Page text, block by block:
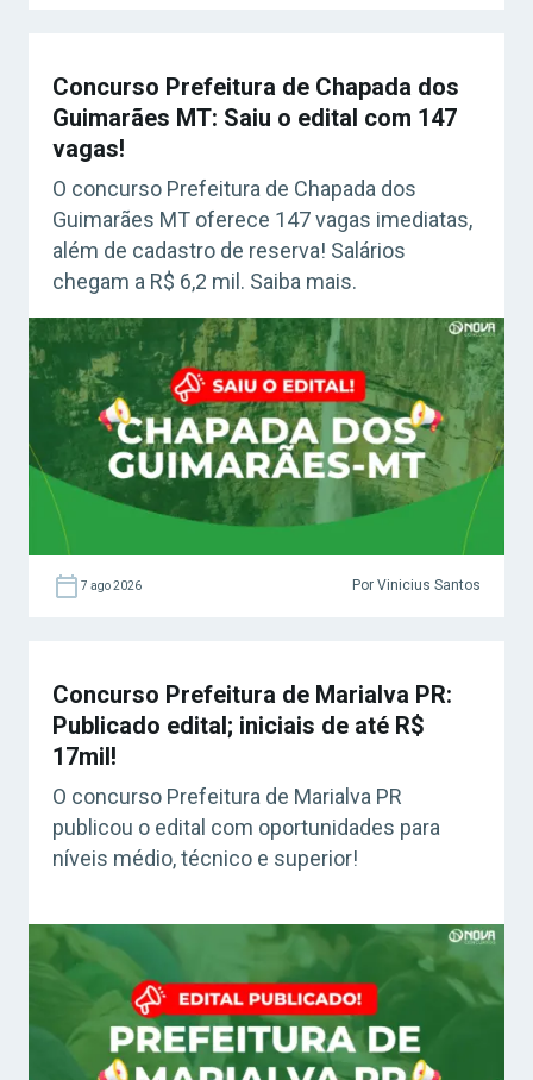
Concurso Prefeitura de Chapada dos
Guimarães MT: Saiu o edital com 147
vagas!
O concurso Prefeitura de Chapada dos
Guimarães MT oferece 147 vagas imediatas,
além de cadastro de reserva! Salários
chegam a R$ 6,2 mil. Saiba mais.
7 ago 2026 Por Vinicius Santos
Concurso Prefeitura de Marialva PR:
Publicado edital; iniciais de até R$
17mil!
O concurso Prefeitura de Marialva PR
publicou o edital com oportunidades para
níveis médio, técnico e superior!